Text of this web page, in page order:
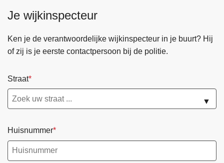
Je wijkinspecteur
Ken je de verantwoordelijke wijkinspecteur in je buurt? Hij
of zij is je eerste contactpersoon bij de politie.
Straat
▼
Huisnummer